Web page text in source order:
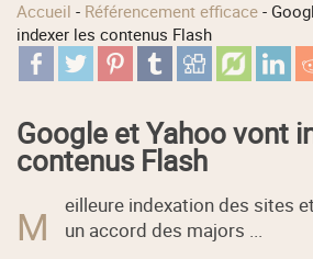
Accueil - Référencement efficace -
indexer les contenus Flash
Google et Yahoo vont
contenus Flash
M
eilleure indexation des sites
un accord des majors ...